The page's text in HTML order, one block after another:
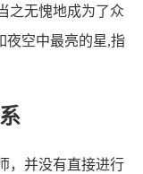
之无愧地成为了众
夜空中最亮的星,指
，并没有直接进行